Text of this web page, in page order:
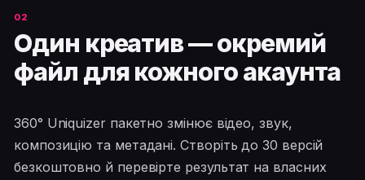
Один креатив — окремий
файл для кожного акаунта
360° Uniquizer пакетно змінює відео, звук,
композицію та метадані. Створіть до 30 версій
безкоштовно й перевірте результат на власних